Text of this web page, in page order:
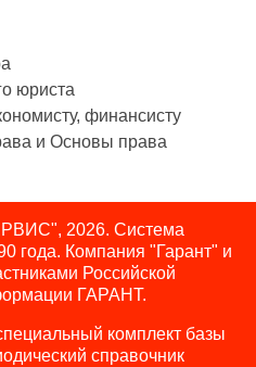
юриста
финансисту
и Основы права
2026. Система
года. Компания "Гарант" и
Российской
ГАРАНТ.
комплект базы
справочник